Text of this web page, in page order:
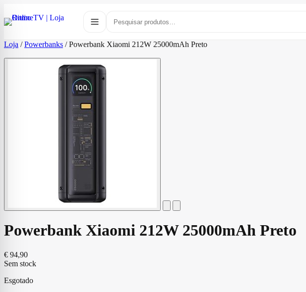
Loja / Powerbanks / Powerbank Xiaomi 212W 25000mAh Preto
Powerbank Xiaomi 212W 25000mAh Preto
€ 94,90
Sem stock
Esgotado